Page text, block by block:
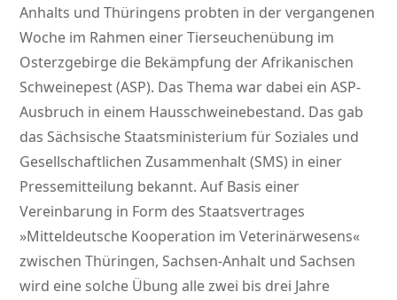
Anhalts und Thüringens probten in der vergangenen
Woche im Rahmen einer Tierseuchenübung im
Osterzgebirge die Bekämpfung der Afrikanischen
Schweinepest (ASP). Das Thema war dabei ein ASP-
Ausbruch in einem Hausschweinebestand. Das gab
das Sächsische Staatsministerium für Soziales und
Gesellschaftlichen Zusammenhalt (SMS) in einer
Pressemitteilung bekannt. Auf Basis einer
Vereinbarung in Form des Staatsvertrages
»Mitteldeutsche Kooperation im Veterinärwesens«
zwischen Thüringen, Sachsen-Anhalt und Sachsen
wird eine solche Übung alle zwei bis drei Jahre